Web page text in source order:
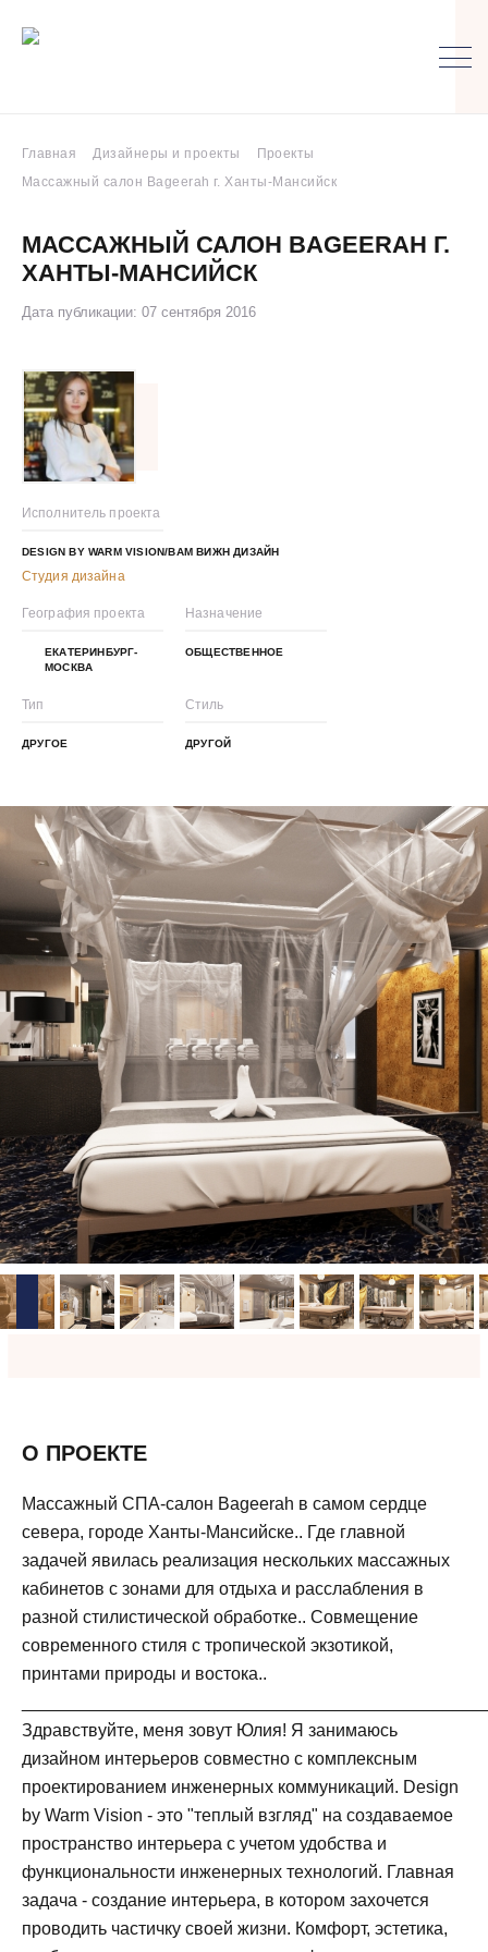
Главная Дизайнеры и проекты
Проекты
Массажный салон Bageerah г. Ханты-Мансийск
МАССАЖНЫЙ САЛОН BAGEERAH Г.
ХАНТЫ-МАНСИЙСК
Дата публикации: 07 сентября 2016
Исполнитель проекта
DESIGN BY WARM VISION/ВАМ ВИЖН ДИЗАЙН
Студия дизайна
География проекта
ЕКАТЕРИНБУРГ-
МОСКВА
Назначение
ОБЩЕСТВЕННОЕ
Тип
ДРУГОЕ
Стиль
ДРУГОЙ
О ПРОЕКТЕ
Массажный СПА-салон Bageerah в самом сердце
севера, городе Ханты-Мансийске.. Где главной
задачей явилась реализация нескольких массажных
кабинетов с зонами для отдыха и расслабления в
разной стилистической обработке.. Совмещение
современного стиля с тропической экзотикой,
принтами природы и востока..
Здравствуйте, меня зовут Юлия! Я занимаюсь
дизайном интерьеров совместно с комплексным
проектированием инженерных коммуникаций. Design
by Warm Vision - это "теплый взгляд" на создаваемое
пространство интерьера с учетом удобства и
функциональности инженерных технологий. Главная
задача - создание интерьера, в котором захочется
проводить частичку своей жизни. Комфорт, эстетика,